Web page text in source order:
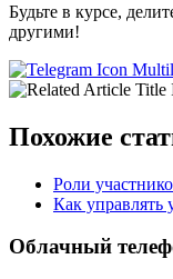
Будьте в курсе,
другими!
Похожие
Роли
Как управлять
Облачный